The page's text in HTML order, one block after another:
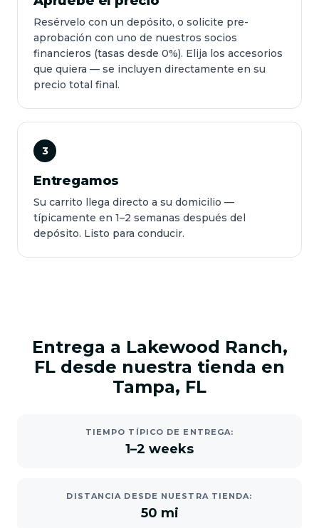
Resérvelo con un depósito, o solicite pre-
aprobación con uno de nuestros socios
financieros (tasas desde 0%). Elija los accesorios
que quiera — se incluyen directamente en su
precio total final.
3
Entregamos
Su carrito llega directo a su domicilio —
típicamente en 1–2 semanas después del
depósito. Listo para conducir.
Entrega a Lakewood Ranch,
FL desde nuestra tienda en
Tampa, FL
TIEMPO TÍPICO DE ENTREGA:
1–2 weeks
DISTANCIA DESDE NUESTRA TIENDA:
50 mi